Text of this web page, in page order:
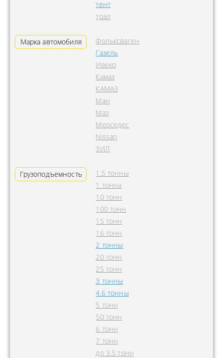
тент
трал
Марка автомобиля
Фольксваген
Газель
Ивеко
Камаз
КАМАЗ
Ман
Маз
Мерседес
Nissan
ЗИЛ
Грузоподъемность
1.5 тонны
1 тонна
10 тонн
100 тонн
15 тонн
16 тонн
2 тонны
20 тонн
25 тонн
3 тонны
4.6 тонны
5 тонн
50 тонн
6 тонн
7 тонн
до 3.5 тонн